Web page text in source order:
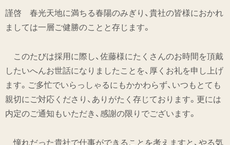
謹啓 春光天地に満ちる春陽のみぎり、貴社の皆様におかれ
ましては一層ご健勝のことと存じます。
このたびは採用に際し、佐藤様にたくさんのお時間を頂戴
したいへんお世話になりましたことを、厚くお礼を申し上げ
ます。ご多忙でいらっしゃるにもかかわらず、いつもとても
親切にご対応くださり、ありがたく存じております。更には
内定のご通知もいただき、感謝の限りでございます。
憧れだった貴社で仕事ができることを考えますと、やる気
仕事の文例
特集
ミドリオフィシャルサイト